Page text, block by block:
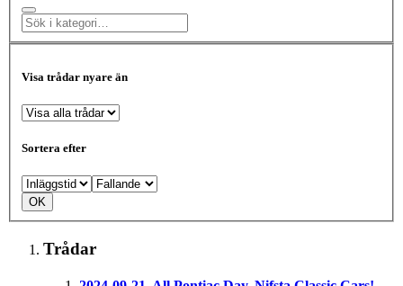
Visa trådar nyare än
Sortera efter
Trådar